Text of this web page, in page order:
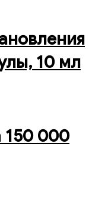
10 мл
150 000